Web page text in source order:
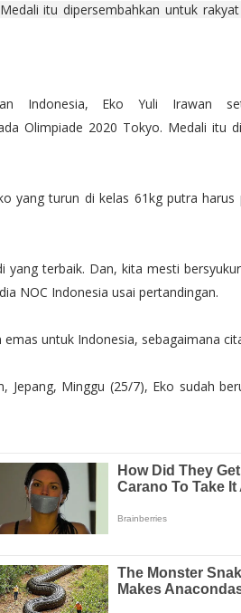
itu dipersembahkan untuk
Indonesia, Eko Yuli Irawan
Olimpiade 2020 Tokyo. Medali itu
yang turun di kelas 61kg putra harus
terbaik. Dan, kita mesti
NOC Indonesia usai pertandingan.
untuk Indonesia, sebagaimana
Minggu (25/7), Eko sudah